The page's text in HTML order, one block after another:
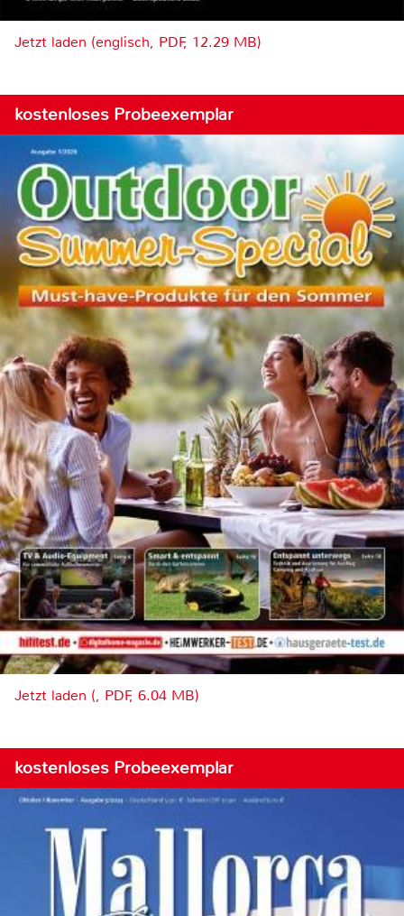
Jetzt laden (englisch, PDF, 12.29 MB)
kostenloses Probeexemplar
Jetzt laden (, PDF, 6.04 MB)
kostenloses Probeexemplar